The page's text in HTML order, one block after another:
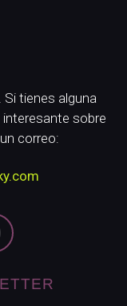
tienes alguna
sobre
correo: